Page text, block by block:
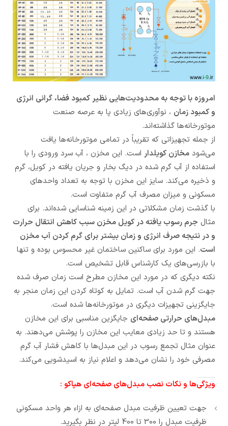
امروزه با توجه به محدودیت‌هایی نظیر کمبود فضا، گرانی انرژی
و کمبود زمان ، نوآوری‌های زیادی پا به عرصه صنعت
موتورخانه‌ها گذاشته‌اند.
از جمله تجهیزاتی که تقریباً در تمامی موتورخانه‌ها یافت
می‌شود مخازن کویلدار است. این مخزن ، آب سرد ورودی را با
استفاده از آب گرم شده در دیگ بخار و جریان یافته در کویل، گرم
و ذخیره می‌کند. سایز این مخزن با توجه به تعداد واحدهای
مسکونی و میزان مصرف آب گرم متفاوت است.
با گذشت زمان مشکلاتی در این زمینه شناسایی شده‌اند. برای
مثال جرم رسوب یافته در کویل مخزن سبب کاهش انتقال حرارت
و در نتیجه صرف انرژی و زمان بیشتر برای گرم کردن آب مخزن
است. این مورد برای ساکنین ساختمان غیر محسوس بوده و تنها
با بازرسی‌های یک کارشناس قابل تشخیص است.
نکته دیگری که در مورد این مخازن مطرح است زمان صرف شده
جهت گرم شدن آب است. تمایل به کوتاه کردن این زمان منجر به
جایگزینی تجهیزات دیگری در موتورخانه‌ها شده است.
مبدل‌های حرارتی صفحه‌ای جایگزین مناسبی برای این مخازن
هستند و تا حد زیادی معایب این مخازن را پوشش می‌دهند. به
عنوان مثال تجمع رسوب در این مبدل‌ها با کاهش فشار آب گرم
مصرفی خود را نشان می‌دهد و اعلام نیاز به اسیدشویی می‌کند.
ویژگی‌ها و نکات نصب مبدل‌های صفحه‌ای هپاکو :
جهت تعیین ظرفیت مبدل صفحه‌ای به ازاء هر واحد مسکونی
ظرفیت مبدل را 300 تا 400 لیتر در نظر بگیرید.